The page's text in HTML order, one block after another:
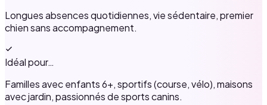
Longues absences quotidiennes, vie sédentaire, premier
chien sans accompagnement.
Idéal pour…
Familles avec enfants 6+, sportifs (course, vélo), maisons
avec jardin, passionnés de sports canins.